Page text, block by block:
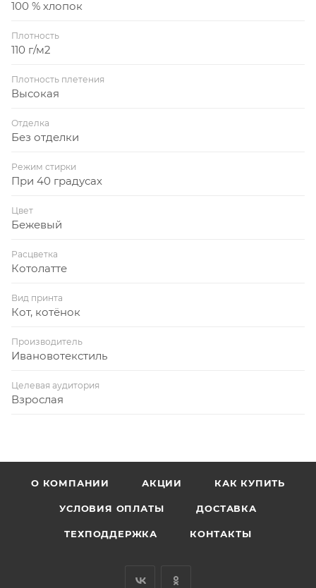
100 % хлопок
Плотность
110 г/м2
Плотность плетения
Высокая
Отделка
Без отделки
Режим стирки
При 40 градусах
Цвет
Бежевый
Расцветка
Котолатте
Вид принта
Кот, котёнок
Производитель
Ивановотекстиль
Целевая аудитория
Взрослая
О КОМПАНИИ АКЦИИ КАК КУПИТЬ
УСЛОВИЯ ОПЛАТЫ ДОСТАВКА
ТЕХПОДДЕРЖКА КОНТАКТЫ